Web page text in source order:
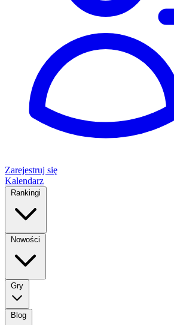
Zarejestruj się
Kalendarz
Rankingi
Nowości
Gry
Blog